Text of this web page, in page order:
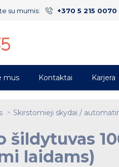
su mumis: +370 5 215 0070
mus Kontaktai Karjera
Skirstomieji skydai /
šildytuvas
laidams)